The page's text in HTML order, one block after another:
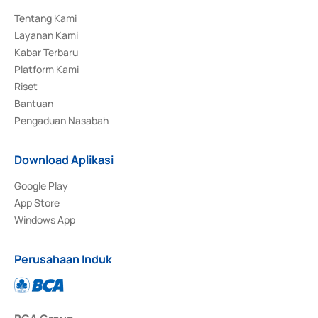
Tentang Kami
Layanan Kami
Kabar Terbaru
Platform Kami
Riset
Bantuan
Pengaduan Nasabah
Download Aplikasi
Google Play
App Store
Windows App
Perusahaan Induk